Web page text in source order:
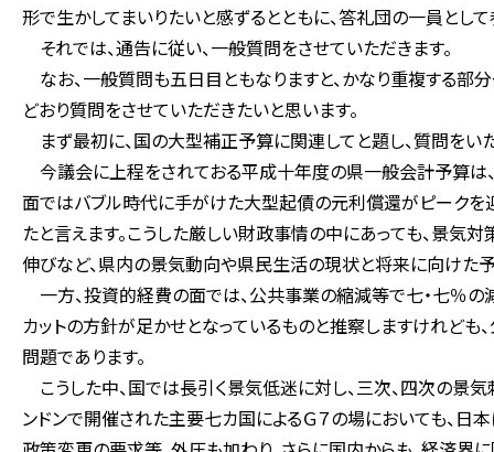
形で生かしてまいりたいと感ずるとともに、答礼団の一員とし
それでは、通告に従い、一般質問をさせていただきます。
なお、一般質問も五日目ともなりますと、かなり重複する部
どおり質問をさせていただきたいと思います。
まず最初に、国の大型補正予算に関連してと題し、質問をい
今議会に上程をされておる平成十年度の県一般会計予算は
面ではバブル時代に手がけた大型起債の元利償還がピークを
たと言えます。こうした厳しい財政事情の中にあっても、景
伸びなど、県内の景気動向や県民生活の現状と将来に向けた
一方、投資的経費の面では、公共事業の縮減等で七・七％の
カットの方針が足かせとなっているものと推察しますけれど
問題であります。
こうした中、国では長引く景気低迷に対し、三次、四次の景
ンドンで開催された主要七カ国によるＧ７の場においても、